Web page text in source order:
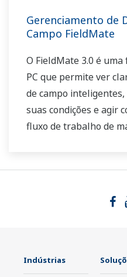
Gerenciamento de
Campo FieldMate
O FieldMate 3.0 é
PC que permite ver
de campo
suas condições e agir
fluxo de trabalho de
Indústrias